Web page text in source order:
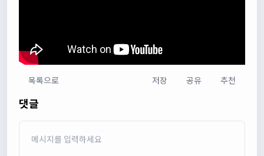
다다우운13:44:05
회원가입 하단에 체크박스 중에 위 내용을 확인하였고, 동의
안녕하세요 :) 템플릿이 그대로 노출되는것같습니다. 저희가
목록으로 저장 공유 추천
댓글